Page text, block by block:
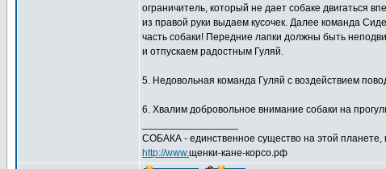
ограничитель, который не дает собаке двигаться
из правой руки выдаем кусочек. Далее команда
часть собаки! Передние лапки должны быть
и отпускаем радостным Гуляй.
5. Недовольная команда Гуляй с воздействием
6. Хвалим добровольное внимание собаки на
СОБАКА - единственное существо на этой
http://www.щенки-кане-корсо.рф